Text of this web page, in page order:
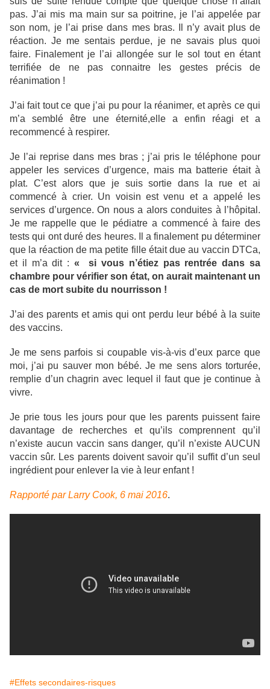
pas. J’ai mis ma main sur sa poitrine, je l’ai appelée par
son nom, je l’ai prise dans mes bras. Il n’y avait plus de
réaction. Je me sentais perdue, je ne savais plus quoi
faire. Finalement je l’ai allongée sur le sol tout en étant
terrifiée de ne pas connaitre les gestes précis de
réanimation !
J’ai fait tout ce que j’ai pu pour la réanimer, et après ce qui
m’a semblé être une éternité,elle a enfin réagi et a
recommencé à respirer.
Je l’ai reprise dans mes bras ; j’ai pris le téléphone pour
appeler les services d’urgence, mais ma batterie était à
plat. C’est alors que je suis sortie dans la rue et ai
commencé à crier. Un voisin est venu et a appelé les
services d’urgence. On nous a alors conduites à l’hôpital.
Je me rappelle que le pédiatre a commencé à faire des
tests qui ont duré des heures. Il a finalement pu déterminer
que la réaction de ma petite fille était due au vaccin DTCa,
et il m’a dit : « si vous n’étiez pas rentrée dans sa
chambre pour vérifier son état, on aurait maintenant un
cas de mort subite du nourrisson !
J’ai des parents et amis qui ont perdu leur bébé à la suite
des vaccins.
Je me sens parfois si coupable vis-à-vis d’eux parce que
moi, j’ai pu sauver mon bébé. Je me sens alors torturée,
remplie d’un chagrin avec lequel il faut que je continue à
vivre.
Je prie tous les jours pour que les parents puissent faire
davantage de recherches et qu’ils comprennent qu’il
n’existe aucun vaccin sans danger, qu’il n’existe AUCUN
vaccin sûr. Les parents doivent savoir qu’il suffit d’un seul
ingrédient pour enlever la vie à leur enfant !
Rapporté par Larry Cook, 6 mai 2016.
#Effets secondaires-risques